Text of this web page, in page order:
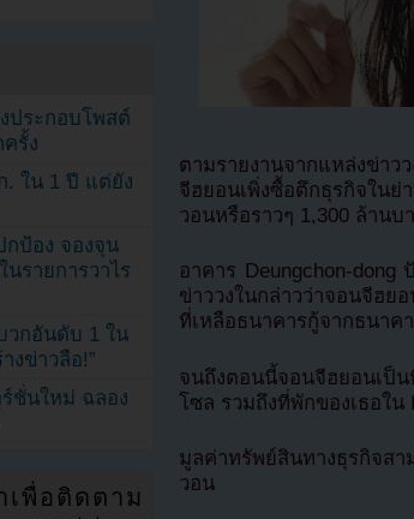
ตามรายงานจากแหล่งข่าว
จีฮยอนเพิ่งซื้อตึกธุรกิจใน
วอนหรือราวๆ 1,300 ล้านบ
อาคาร Deungchon-dong
ข่าววงในกล่าวว่าจอนจีฮ
ที่เหลือธนาคารกู้จากธนาค
จนถึงตอนนี้จอนจีฮยอนเป็น
โซล รวมถึงที่พักของเธอใน
มูลค่าทรัพย์สินทางธุรกิจส
วอน
ประกอบโพสต์
รั้ง
. ใน 1 ปี แต่ยัง
กป้อง จองจุน
รายการวาไร
วกอันดับ 1 ใน
งข่าวลือ!”
ร์ชั่นใหม่ ฉลอง
เพื่อติดตาม